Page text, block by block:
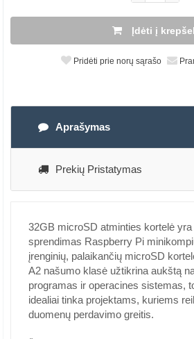
Įdėti į
Pridėti prie norų sąrašo
Aprašymas
Prekių Pristatymas
32GB microSD atminties kortelė
sprendimas Raspberry Pi
įrenginių, palaikančių microSD
A2 našumo klasė užtikrina aukštą
programas ir operacines sistemas,
idealiai tinka projektams, kuriems
duomenų perdavimo greitis.